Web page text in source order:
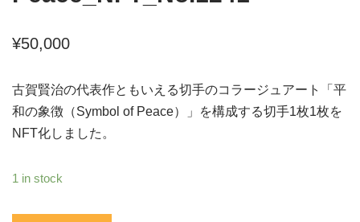
¥50,000
古賀賢治の代表作ともいえる切手のコラージュアート「平
和の象徴（Symbol of Peace）」を構成する切手1枚1枚を
NFT化しました。
1 in stock